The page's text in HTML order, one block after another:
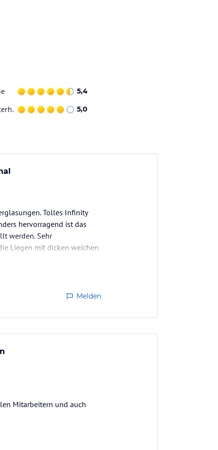
5,4
5,0
Tolles Infinity
hervorragend ist das
werden. Sehr
Liegen mit dicken weichen
Melden
Mitarbeitern und auch